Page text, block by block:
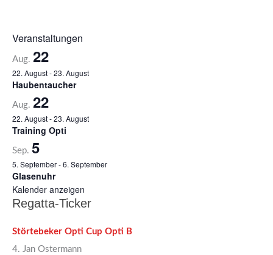
Veranstaltungen
Aug. 22
22. August-23. August
Haubentaucher
Aug. 22
22. August-23. August
Training Opti
Sep. 5
5. September-6. September
Glasenuhr
Kalender anzeigen
Regatta-Ticker
Störtebeker Opti Cup Opti B
4. Jan Ostermann